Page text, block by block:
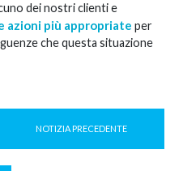
dei nostri clienti e
azioni più appropriate per
che questa situazione
NOTIZIA PRECEDENTE